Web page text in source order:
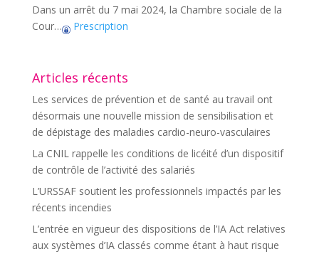
Dans un arrêt du 7 mai 2024, la Chambre sociale de la
Cour…
Prescription
Articles récents
Les services de prévention et de santé au travail ont
désormais une nouvelle mission de sensibilisation et
de dépistage des maladies cardio-neuro-vasculaires
La CNIL rappelle les conditions de licéité d’un dispositif
de contrôle de l’activité des salariés
L’URSSAF soutient les professionnels impactés par les
récents incendies
L’entrée en vigueur des dispositions de l’IA Act relatives
aux systèmes d’IA classés comme étant à haut risque